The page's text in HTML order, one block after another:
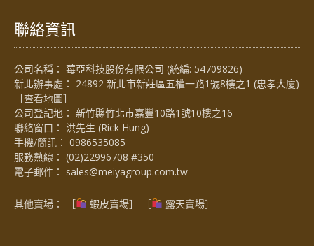
聯絡資訊
公司名稱： 莓亞科技股份有限公司 (統編: 54709826)
新北辦事處： 24892 新北市新莊區五權一路1號8樓之1 (忠孝大廈)
［查看地圖］
公司登記地： 新竹縣竹北市嘉豐10路1號10樓之16
聯絡窗口： 洪先生 (Rick Hung)
手機/簡訊： 0986535085
服務熱線： (02)22996708 #350
電子郵件： sales@meiyagroup.com.tw
其他賣場： ［ 蝦皮賣場］ ［ 露天賣場］